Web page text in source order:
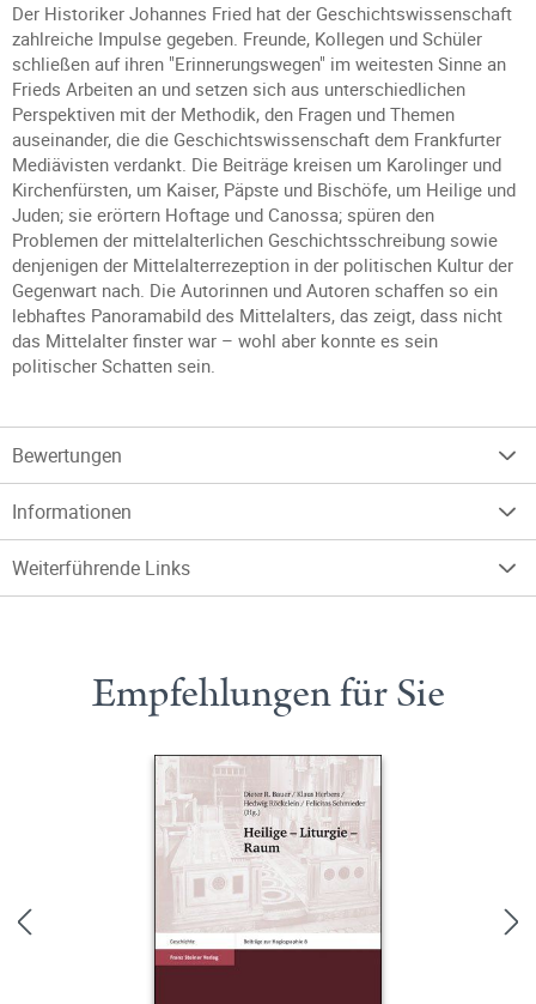
Der Historiker Johannes Fried hat der Geschichtswissenschaft
zahlreiche Impulse gegeben. Freunde, Kollegen und Schüler
schließen auf ihren "Erinnerungswegen" im weitesten Sinne an
Frieds Arbeiten an und setzen sich aus unterschiedlichen
Perspektiven mit der Methodik, den Fragen und Themen
auseinander, die die Geschichtswissenschaft dem Frankfurter
Mediävisten verdankt. Die Beiträge kreisen um Karolinger und
Kirchenfürsten, um Kaiser, Päpste und Bischöfe, um Heilige und
Juden; sie erörtern Hoftage und Canossa; spüren den
Problemen der mittelalterlichen Geschichtsschreibung sowie
denjenigen der Mittelalterrezeption in der politischen Kultur der
Gegenwart nach. Die Autorinnen und Autoren schaffen so ein
lebhaftes Panoramabild des Mittelalters, das zeigt, dass nicht
das Mittelalter finster war – wohl aber konnte es sein
politischer Schatten sein.
Bewertungen
Informationen
Weiterführende Links
Empfehlungen für Sie